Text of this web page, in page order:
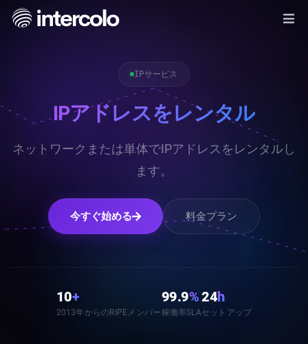
IPサービス
IPアドレスをレンタル
ネットワークまたは単体でIPアドレスをレンタルし
ます。
今すぐ始める 料金プラン
10+
2013年からのRIPEメンバー
99.9%
稼働率SLA
24h
セットアップ